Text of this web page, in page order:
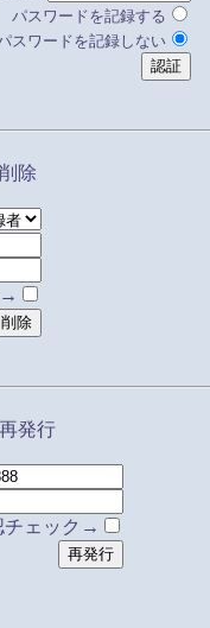
パスワードを記録する
スワードを記録しない
除
→
発行
チェック→